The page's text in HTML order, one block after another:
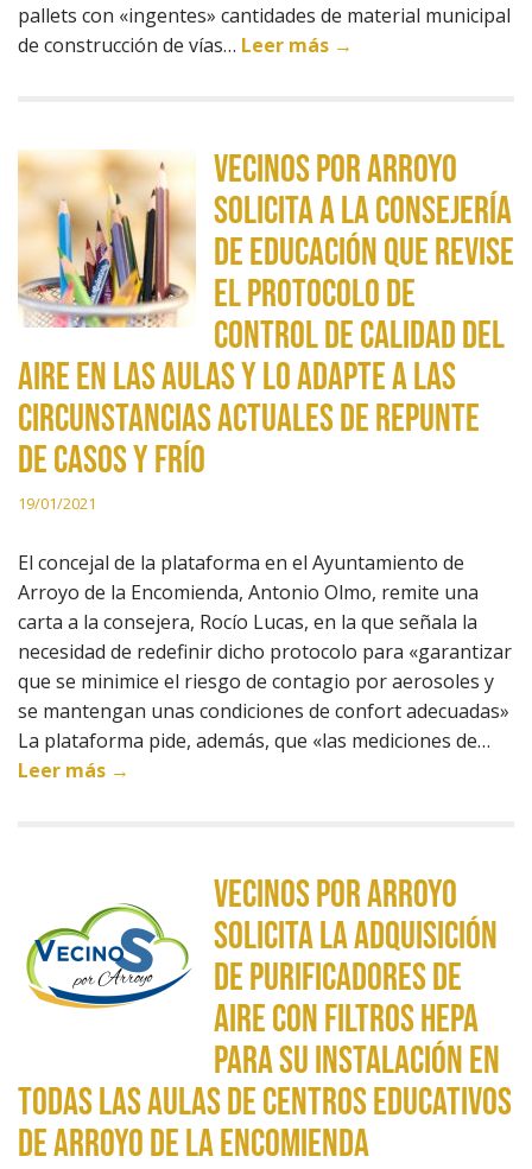
pallets con «ingentes» cantidades de material municipal
de construcción de vías… Leer más →
Vecinos por Arroyo
solicita a la consejería
de Educación que revise
el protocolo de
control de calidad del
aire en las aulas y lo adapte a las
circunstancias actuales de repunte
de casos y frío
19/01/2021
El concejal de la plataforma en el Ayuntamiento de
Arroyo de la Encomienda, Antonio Olmo, remite una
carta a la consejera, Rocío Lucas, en la que señala la
necesidad de redefinir dicho protocolo para «garantizar
que se minimice el riesgo de contagio por aerosoles y
se mantengan unas condiciones de confort adecuadas»
La plataforma pide, además, que «las mediciones de…
Leer más →
Vecinos por Arroyo
solicita la adquisición
de purificadores de
aire con filtros HEPA
para su instalación en
todas las aulas de centros educativos
de Arroyo de la Encomienda